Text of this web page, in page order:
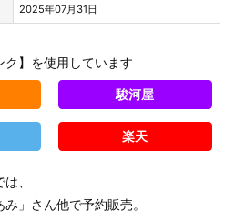
2025年07月31日
ク】を使用しています
駿河屋
楽天
は、
」さん他で予約販売。